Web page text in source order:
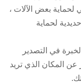
لحماية بعض الآلات ،
لحماية
الخبرة في التصدير
المكان الذي تريد